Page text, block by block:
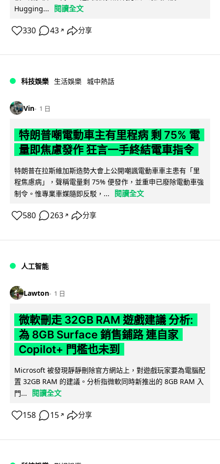
Hugging...
閱讀全文
330 43 ↗ 分享
科技娛樂 生活娛樂 城中熱話
Vin 1 日
特朗普嘲電動車主有里程病 剩 75% 電
量即焦慮發作 狂言一手終結電車指令
特朗普在拉斯維加斯造勢大會上公開嘲諷電動車車主患有「里
程焦慮病」，聲稱電量剩 75% 便發作，並重申已廢除電動車強
制令。惟專業車媒隨即反駁，...
閱讀全文
580 263 ↗ 分享
人工智能
Lawton 1 日
微軟刪走 32GB RAM 遊戲建議 分析:
為 8GB Surface 銷售鋪路 連自家
Copilot+ 門檻也未到
Microsoft 被發現靜靜刪除官方網站上，對遊戲玩家要為電腦配
置 32GB RAM 的建議。分析指微軟同時新推出的 8GB RAM 入
門...
閱讀全文
158 15 ↗ 分享